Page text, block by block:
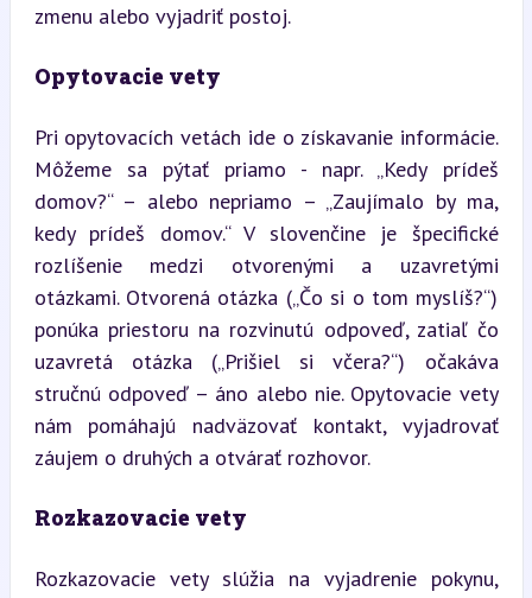
zmenu alebo vyjadriť postoj.
Opytovacie vety
Pri opytovacích vetách ide o získavanie informácie.
Môžeme sa pýtať priamo - napr. „Kedy prídeš
domov?“ – alebo nepriamo – „Zaujímalo by ma,
kedy prídeš domov.“ V slovenčine je špecifické
rozlíšenie medzi otvorenými a uzavretými
otázkami. Otvorená otázka („Čo si o tom myslíš?“)
ponúka priestoru na rozvinutú odpoveď, zatiaľ čo
uzavretá otázka („Prišiel si včera?“) očakáva
stručnú odpoveď – áno alebo nie. Opytovacie vety
nám pomáhajú nadväzovať kontakt, vyjadrovať
záujem o druhých a otvárať rozhovor.
Rozkazovacie vety
Rozkazovacie vety slúžia na vyjadrenie pokynu,